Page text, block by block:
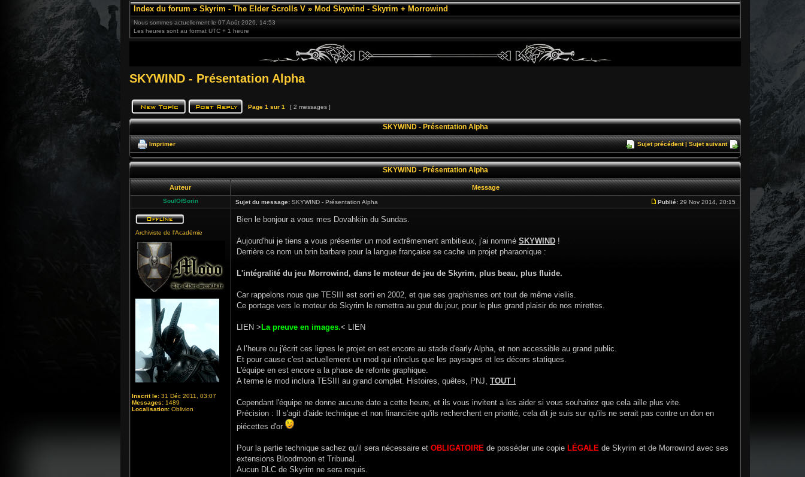
Index du forum » Skyrim - The Elder Scrolls V » Mod Skywind - Skyrim + Morrowind
Nous sommes actuellement le 07 Août 2026, 14:53
Les heures sont au format UTC + 1 heure
SKYWIND - Présentation Alpha
Page 1 sur 1 [ 2 messages ]
SKYWIND - Présentation Alpha
Imprimer Sujet précédent|Sujet suivant
SKYWIND - Présentation Alpha
Auteur Message
SoulOfSorin Sujet du message: SKYWIND - Présentation Alpha Publié: 29 Nov 2014, 20:15
Archiviste de l'Académie
Inscrit le: 31 Déc 2011, 03:07
Messages: 1489
Localisation: Oblivion
Bien le bonjour a vous mes Dovahkiin du Sundas.
Aujourd'hui je tiens a vous présenter un mod extrêmement ambitieux, j'ai nommé SKYWIND !
Derrière ce nom un brin barbare pour la langue française se cache un projet pharaonique :
L'intégralité du jeu Morrowind, dans le moteur de jeu de Skyrim, plus beau, plus fluide.
Car rappelons nous que TESIII est sorti en 2002, et que ses graphismes ont tout de même viellis.
Ce portage vers le moteur de Skyrim le remettra au gout du jour, pour le plus grand plaisir de nos mirettes.
LIEN > La preuve en images.< LIEN
A l’heure ou j'écrit ces lignes le projet en est encore au stade d'early Alpha, et non accessible au grand public.
Et pour cause c'est actuellement un mod qui n'inclus que les paysages et les décors statiques.
L'équipe en est encore a la phase de refonte graphique.
A terme le mod inclura TESIII au grand complet. Histoires, quêtes, PNJ, TOUT !
Cependant l'équipe ne donne aucune date a cette heure, et ils vous invitent a les aider si vous souhaitez que cela aille plus vite.
Précision : Il s'agit d'aide technique et non financière qu'ils recherchent en priorité, cela dit je suis sur qu'ils ne serait pas contre un don en
piécettes d'or
Pour la partie technique sachez qu'il sera nécessaire et OBLIGATOIRE de posséder une copie LÉGALE de Skyrim et de Morrowind avec ses
extensions Bloodmoon et Tribunal.
Aucun DLC de Skyrim ne sera requis.